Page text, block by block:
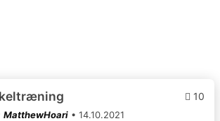
10
MatthewHoari • 14.10.2021